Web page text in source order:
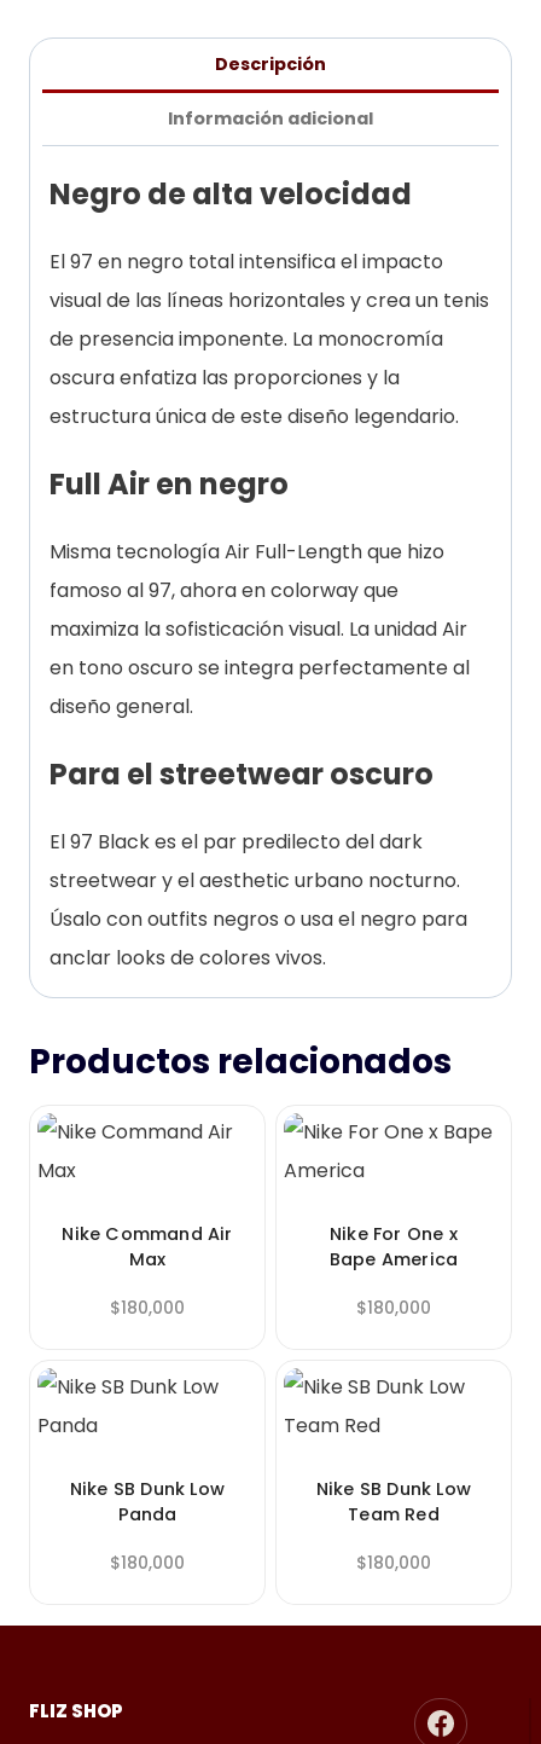
Descripción
Información adicional
Negro de alta velocidad
El 97 en negro total intensifica el impacto
visual de las líneas horizontales y crea un tenis
de presencia imponente. La monocromía
oscura enfatiza las proporciones y la
estructura única de este diseño legendario.
Full Air en negro
Misma tecnología Air Full-Length que hizo
famoso al 97, ahora en colorway que
maximiza la sofisticación visual. La unidad Air
en tono oscuro se integra perfectamente al
diseño general.
Para el streetwear oscuro
El 97 Black es el par predilecto del dark
streetwear y el aesthetic urbano nocturno.
Úsalo con outfits negros o usa el negro para
anclar looks de colores vivos.
Productos relacionados
Nike Command Air
Max
$180,000
Nike For One x
Bape America
$180,000
Nike SB Dunk Low
Panda
$180,000
Nike SB Dunk Low
Team Red
$180,000
FLIZ SHOP